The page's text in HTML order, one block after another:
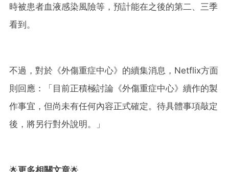
時被患者血液感染風險等，預計能在之後的第二、三季
看到。
不過，對於《外傷重症中心》的續集消息，Netflix方面
則回應：「目前正積極討論《外傷重症中心》續作的製
作事宜，但尚未有任何內容正式確定。待具體事項敲定
後，將另行對外說明。」
🌟更多相關文章🌟